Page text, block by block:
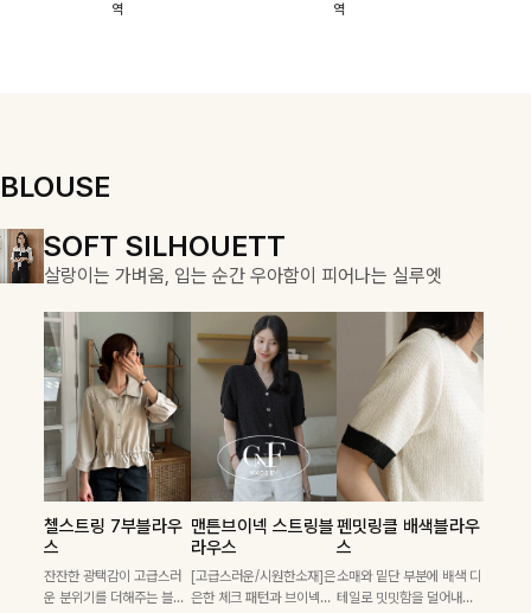
스에요🖤
역
할 수 있어요🤍
역
BLOUSE
SOFT SILHOUETT
살랑이는 가벼움, 입는 순간 우아함이 피어나는 실루엣
첼스트링 7부블라우
스
잔잔한 광택감이 고급스러
운 분위기를 더해주는 블라
맨튼브이넥 스트링블
라우스
[고급스러운/시원한소재]은
은한 체크 패턴과 브이넥으
펜밋링클 배색블라우
스
소매와 밑단 부분에 배색 디
테일로 밋밋함을 덜어내고
COZY ESSENTIAL
매일의 일상을 부드럽게 감싸줄 니트 컬렉션
론클디 브이넥니트
부드럽게 몸을 감싸는 니트
짜임으로 편안한 착용감을
더해드리며 여유 있게 떨어
칠스트라이프 카라7
부니트
[골드버튼/클래식무드🤍]
스트라이프 패턴으로 데일
셀드펜던트 7부니트
넉넉한 핏으로 편하게 착용
가능한 심플&베이직 무드의
니트!레터리 펜던트로 고급
DOUBLE THE JOY
함께할 때 더욱 완벽한, 합리적인 선택으로 채우는 즐거움
필첸체크 스트링블라
우스+플레어스커트
SET
[활용도 좋은 투피스]은은한
특스트라이프 링클원
피스+스트링자켓
SET
가볍고 시원한 링클 원피스
헨틴링클 날개티셔츠
+치마바지SET
[텐션감↑/구김↓]가볍게
입기만 해도 코디가 완성되